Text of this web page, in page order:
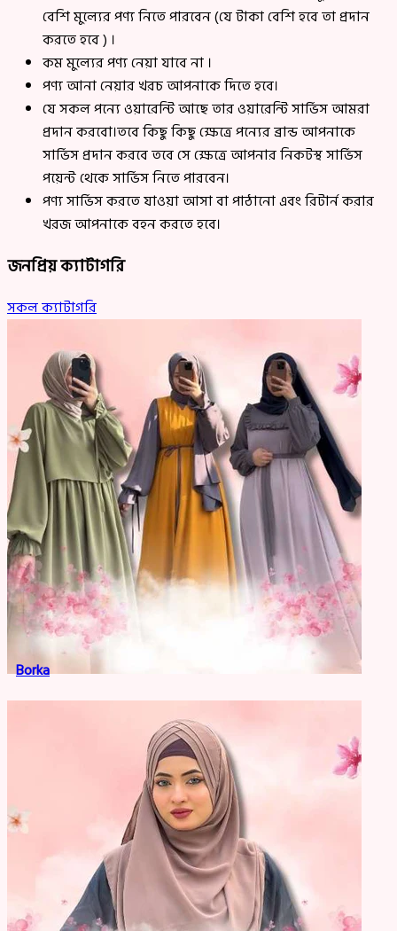
বেশি মুল্যের পণ্য নিতে পারবেন (যে টাকা বেশি হবে তা প্রদান
করতে হবে ) ।
কম মুল্যের পণ্য নেয়া যাবে না ।
পণ্য আনা নেয়ার খরচ আপনাকে দিতে হবে।
যে সকল পন্যে ওয়ারেন্টি আছে তার ওয়ারেন্টি সার্ভিস আমরা
প্রদান করবো।তবে কিছু কিছু ক্ষেত্রে পন্যের ব্রান্ড আপনাকে
সার্ভিস প্রদান করবে তবে সে ক্ষেত্রে আপনার নিকটস্থ সার্ভিস
পয়েন্ট থেকে সার্ভিস নিতে পারবেন।
পণ্য সার্ভিস করতে যাওয়া আসা বা পাঠানো এবং রিটার্ন করার
খরজ আপনাকে বহন করতে হবে।
জনপ্রিয় ক্যাটাগরি
সকল ক্যাটাগরি
Borka